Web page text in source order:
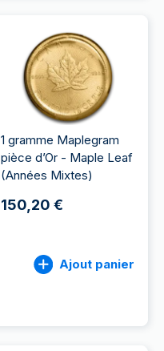
1 gramme Maplegram
pièce d’Or - Maple Leaf
(Années Mixtes)
150,20 €
Ajout panier